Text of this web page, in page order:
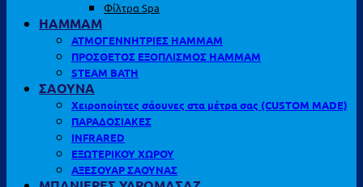
Φίλτρα Spa
HAMMAM
ΑΤΜΟΓΕΝΝΗΤΡΙΕΣ HAMMAM
ΠΡΟΣΘΕΤΟΣ ΕΞΟΠΛΙΣΜΟΣ HAMMAM
STEAM BATH
ΣΑΟΥΝΑ
Χειροποίητες σάουνες στα μέτρα σας (CUSTOM MADE)
ΠΑΡΑΔΟΣΙΑΚΕΣ
INFRARED
ΕΞΩΤΕΡΙΚΟΥ ΧΩΡΟΥ
ΑΞΕΣΟΥΑΡ ΣΑΟΥΝΑΣ